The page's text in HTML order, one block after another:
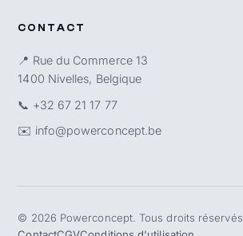
CONTACT
📍 Rue du Commerce 13
1400 Nivelles, Belgique
📞 +32 67 21 17 77
✉️ info@powerconcept.be
© 2026 Powerconcept. Tous droits réservés.